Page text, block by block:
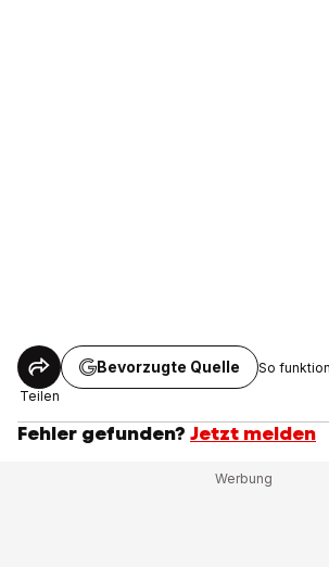
Teilen
Bevorzugte Quelle So
Fehler gefunden? Jetzt melden